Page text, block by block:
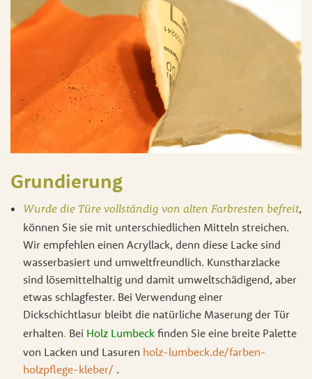
Grundierung
Wurde die Türe vollständig von alten Farbresten befreit,
können Sie sie mit unterschiedlichen Mitteln streichen.
Wir empfehlen einen Acryllack, denn diese Lacke sind
wasserbasiert und umweltfreundlich. Kunstharzlacke
sind lösemittelhaltig und damit umweltschädigend, aber
etwas schlagfester. Bei Verwendung einer
Dickschichtlasur bleibt die natürliche Maserung der Tür
erhalten. Bei Holz Lumbeckfinden Sie eine breite Palette
von Lacken und Lasuren holz-lumbeck.de/farben-
holzpflege-kleber/ .